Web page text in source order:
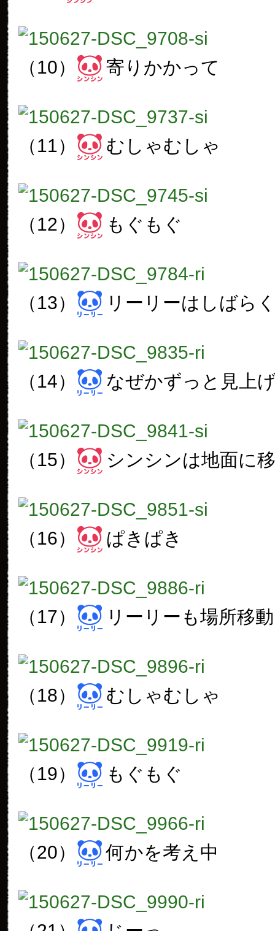
（10） 寄りかかって
（11） むしゃむしゃ
（12） もぐもぐ
（13） リーリーはしばら
（14） なぜかずっと見上
（15） シンシンは地面に
（16） ぱきぱき
（17） リーリーも場所移動
（18） むしゃむしゃ
（19） もぐもぐ
（20） 何かを考え中